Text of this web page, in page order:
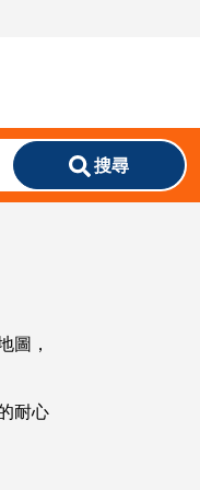
搜尋
圖，
耐心